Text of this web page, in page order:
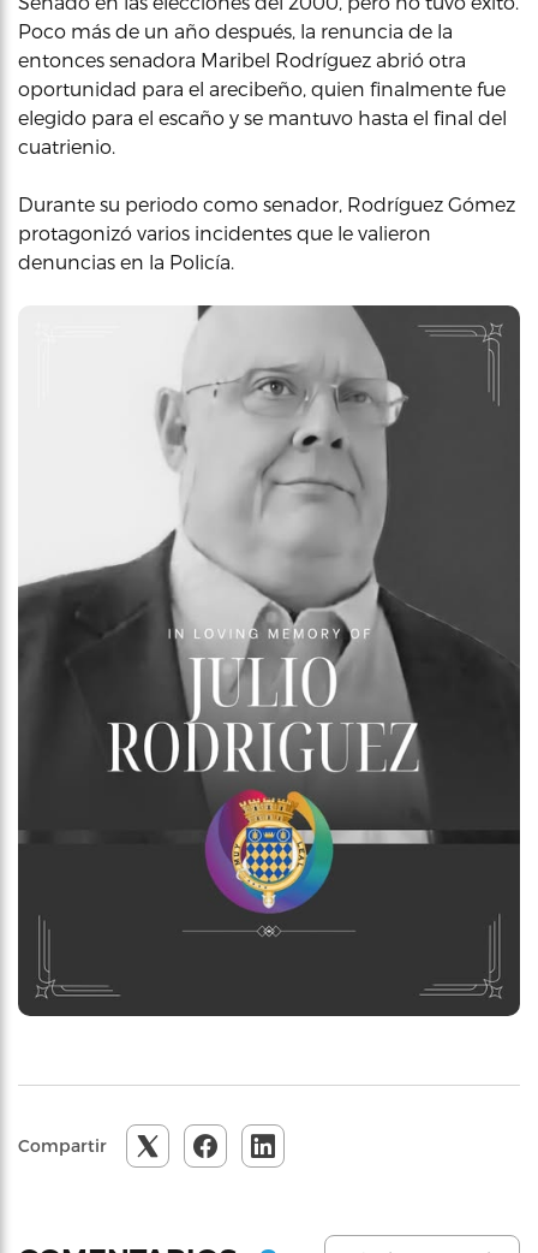
Poco más de un año después, la renuncia de la
entonces senadora Maribel Rodríguez abrió otra
oportunidad para el arecibeño, quien finalmente fue
elegido para el escaño y se mantuvo hasta el final del
cuatrienio.
Durante su periodo como senador, Rodríguez Gómez
protagonizó varios incidentes que le valieron
denuncias en la Policía.
Compartir